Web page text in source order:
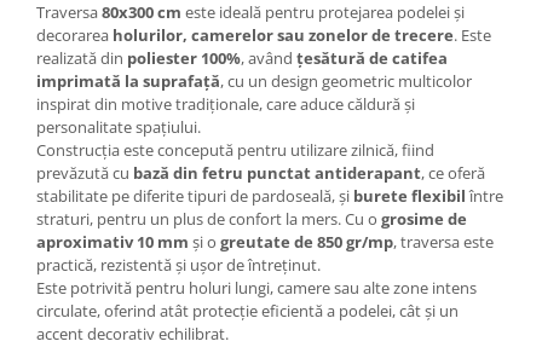
Traversa80x300 cm este ideală pentru protejarea podelei și
decorarea holurilor, camerelor sau zonelor de trecere. Este
realizată din poliester 100%, având țesătură de catifea
imprimată la suprafață, cu un design geometric multicolor
inspirat din motive tradiționale, care aduce căldură și
personalitate spațiului.
Construcția este concepută pentru utilizare zilnică, fiind
prevăzută cu bază din fetru punctat antiderapant, ce oferă
stabilitate pe diferite tipuri de pardoseală, și burete flexibilîntre
straturi, pentru un plus de confort la mers. Cu o grosime de
aproximativ 10 mm și o greutate de 850 gr/mp, traversa este
practică, rezistentă și ușor de întreținut.
Este potrivită pentru holuri lungi, camere sau alte zone intens
circulate, oferind atât protecție eficientă a podelei, cât și un
accent decorativ echilibrat.